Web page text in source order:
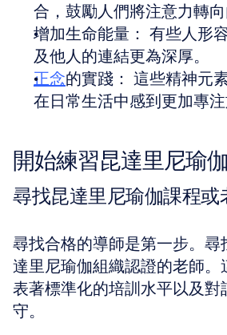
合，鼓勵人們將注意力轉向
增加生命能量： 有些人形
及他人的連結更為深厚。
正念的實踐： 這些精神元
在日常生活中感到更加專注
開始練習昆達里尼瑜伽
尋找昆達里尼瑜伽課程或
尋找合格的導師是第一步。尋
達里尼瑜伽組織認證的老師。
表著標準化的培訓水平以及對
守。